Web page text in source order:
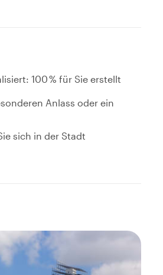
100 % für Sie erstellt
Anlass oder ein
sich in der Stadt